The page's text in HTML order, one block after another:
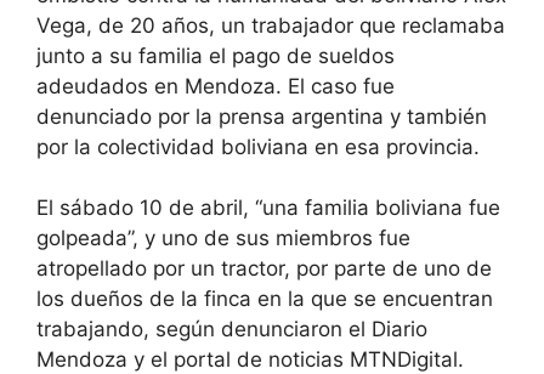
Vega, de 20 años, un trabajador que reclamaba
junto a su familia el pago de sueldos
adeudados en Mendoza. El caso fue
denunciado por la prensa argentina y también
por la colectividad boliviana en esa provincia.
El sábado 10 de abril, “una familia boliviana fue
golpeada”, y uno de sus miembros fue
atropellado por un tractor, por parte de uno de
los dueños de la finca en la que se encuentran
trabajando, según denunciaron el Diario
Mendoza y el portal de noticias MTNDigital.